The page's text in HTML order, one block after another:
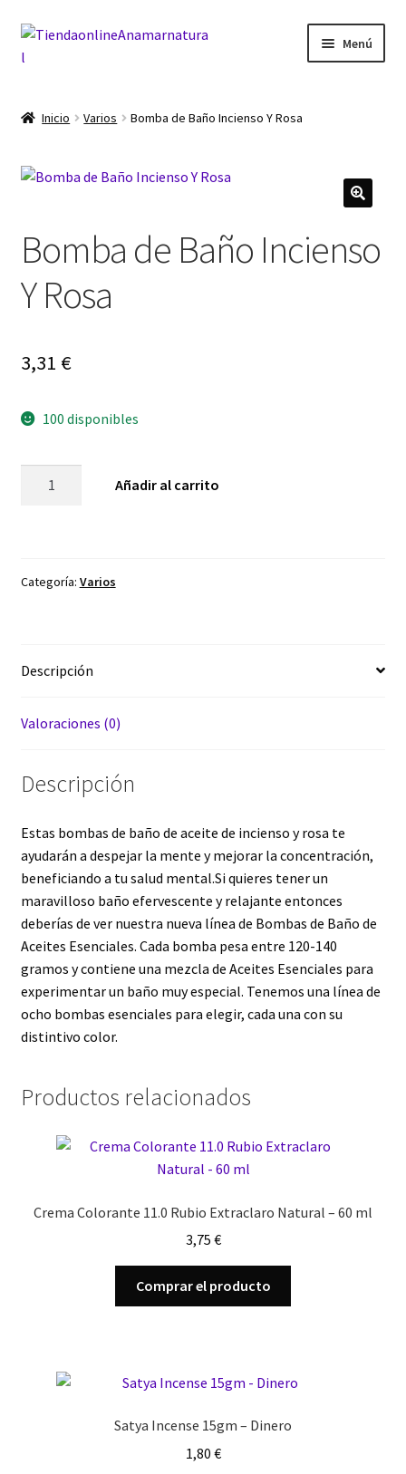
Ir
a
Ir
al
Menú
Carrito
Finalizar compra
Mi cuenta
Inicio Varios Bomba de Baño Incienso Y Rosa
Bomba de Baño Incienso
Y Rosa
3,31 €
100 disponibles
Rosa
Añadir al carrito
Categoría: Varios
Descripción
Valoraciones (0)
Descripción
Estas bombas de baño de aceite de incienso y rosa te
ayudarán a despejar la mente y mejorar la concentración,
beneficiando a tu salud mental.Si quieres tener un
maravilloso baño efervescente y relajante entonces
deberías de ver nuestra nueva línea de Bombas de Baño de
Aceites Esenciales. Cada bomba pesa entre 120-140
gramos y contiene una mezcla de Aceites Esenciales para
experimentar un baño muy especial. Tenemos una línea de
ocho bombas esenciales para elegir, cada una con su
distintivo color.
Productos relacionados
Crema Colorante 11.0 Rubio Extraclaro Natural – 60 ml
3,75 €
Comprar el producto
Satya Incense 15gm – Dinero
1,80 €